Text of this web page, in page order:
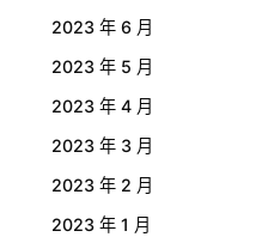
2023 年 6 月
2023 年 5 月
2023 年 4 月
2023 年 3 月
2023 年 2 月
2023 年 1 月